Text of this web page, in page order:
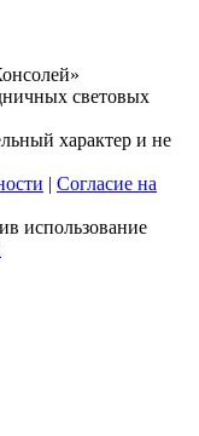
световых
характер и не
| Согласие на
использование